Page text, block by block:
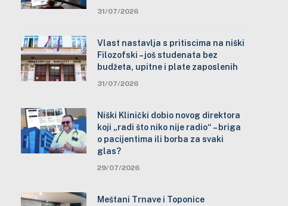
31/07/2026
Vlast nastavlja s pritiscima na niški
Filozofski – još studenata bez
budžeta, upitne i plate zaposlenih
31/07/2026
Niški Klinički dobio novog direktora
koji „radi što niko nije radio“ – briga
o pacijentima ili borba za svaki
glas?
29/07/2026
Meštani Trnave i Toponice